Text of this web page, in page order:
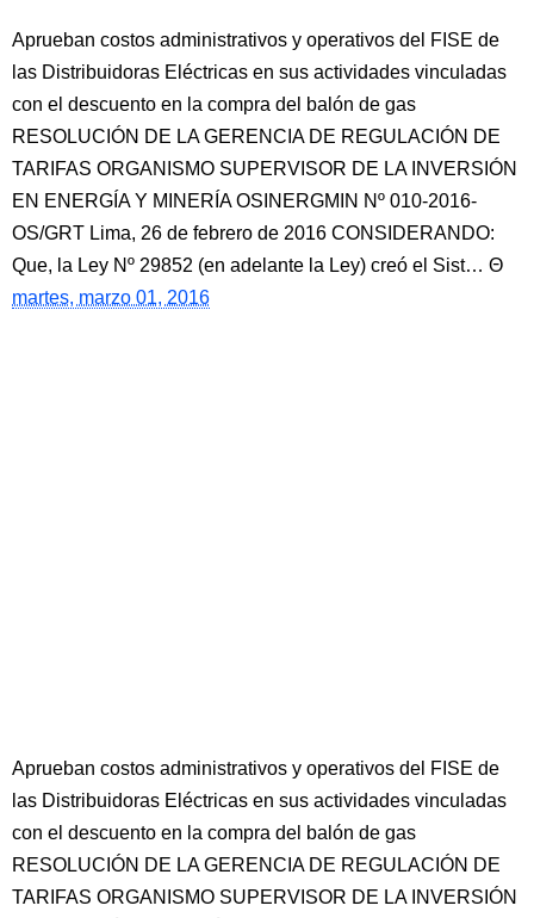
Aprueban costos administrativos y operativos del FISE de
las Distribuidoras Eléctricas en sus actividades vinculadas
con el descuento en la compra del balón de gas
RESOLUCIÓN DE LA GERENCIA DE REGULACIÓN DE
TARIFAS ORGANISMO SUPERVISOR DE LA INVERSIÓN
EN ENERGÍA Y MINERÍA OSINERGMIN Nº 010-2016-
OS/GRT Lima, 26 de febrero de 2016 CONSIDERANDO:
Que, la Ley Nº 29852 (en adelante la Ley) creó el Sist…
martes, marzo 01, 2016
Aprueban costos administrativos y operativos del FISE de
las Distribuidoras Eléctricas en sus actividades vinculadas
con el descuento en la compra del balón de gas
RESOLUCIÓN DE LA GERENCIA DE REGULACIÓN DE
TARIFAS ORGANISMO SUPERVISOR DE LA INVERSIÓN